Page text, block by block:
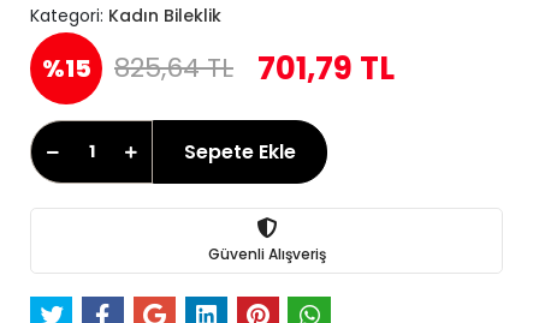
Kategori: Kadın Bileklik
%15 825,64 TL 701,79 TL
Sepete Ekle
Güvenli Alışveriş